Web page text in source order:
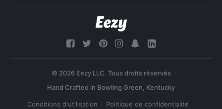
© 2026 Eezy LLC. Tous droits réservés
Conditions d'utilisation Politique de confidentialité